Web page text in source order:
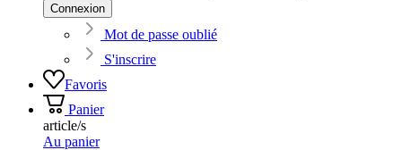
Connexion
Mot de passe oublié
S'inscrire
Favoris
Panier
article/s
Au panier